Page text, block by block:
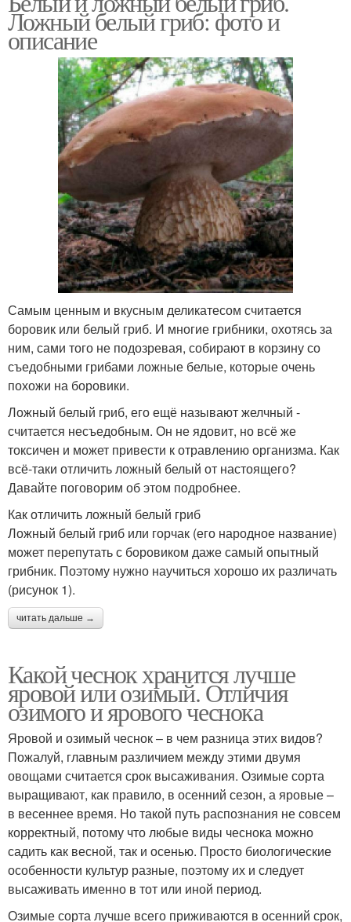
Ложный белый гриб: фото и
описание
Самым ценным и вкусным деликатесом считается
боровик или белый гриб. И многие грибники, охотясь за
ним, сами того не подозревая, собирают в корзину со
съедобными грибами ложные белые, которые очень
похожи на боровики.
Ложный белый гриб, его ещё называют желчный -
считается несъедобным. Он не ядовит, но всё же
токсичен и может привести к отравлению организма. Как
всё-таки отличить ложный белый от настоящего?
Давайте поговорим об этом подробнее.
Как отличить ложный белый гриб
Ложный белый гриб или горчак (его народное название)
может перепутать с боровиком даже самый опытный
грибник. Поэтому нужно научиться хорошо их различать
(рисунок 1).
читать дальше →
Какой чеснок хранится лучше
яровой или озимый. Отличия
озимого и ярового чеснока
Яровой и озимый чеснок – в чем разница этих видов?
Пожалуй, главным различием между этими двумя
овощами считается срок высаживания. Озимые сорта
выращивают, как правило, в осенний сезон, а яровые –
в весеннее время. Но такой путь распознания не совсем
корректный, потому что любые виды чеснока можно
садить как весной, так и осенью. Просто биологические
особенности культур разные, поэтому их и следует
высаживать именно в тот или иной период.
Озимые сорта лучше всего приживаются в осенний срок,